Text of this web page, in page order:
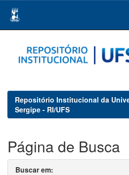
navigation
Repositório Institucional da
Sergipe - RI/UFS
Página de Busca
Buscar em: